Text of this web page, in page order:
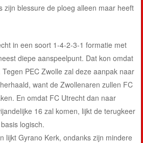
zijn blessure de ploeg alleen maar heeft
in een soort 1-4-2-3-1 formatie met
diepe aanspeelpunt. Dat kon omdat
PEC Zwolle zal deze aanpak naar
want de Zwollenaren zullen FC
En omdat FC Utrecht dan naar
16 zal komen, lijkt de terugkeer
logisch.
lijkt Gyrano Kerk, ondanks zijn mindere